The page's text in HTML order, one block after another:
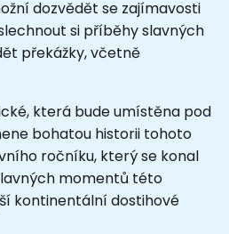
dozvědět se zajímavosti
si příběhy slavných
překážky, včetně
která bude umístěna pod
bohatou historii tohoto
ročníku, který se konal
momentů této
kontinentální dostihové